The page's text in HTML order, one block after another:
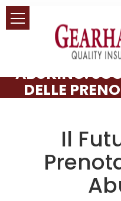
ABUKING:
DELLE
Il